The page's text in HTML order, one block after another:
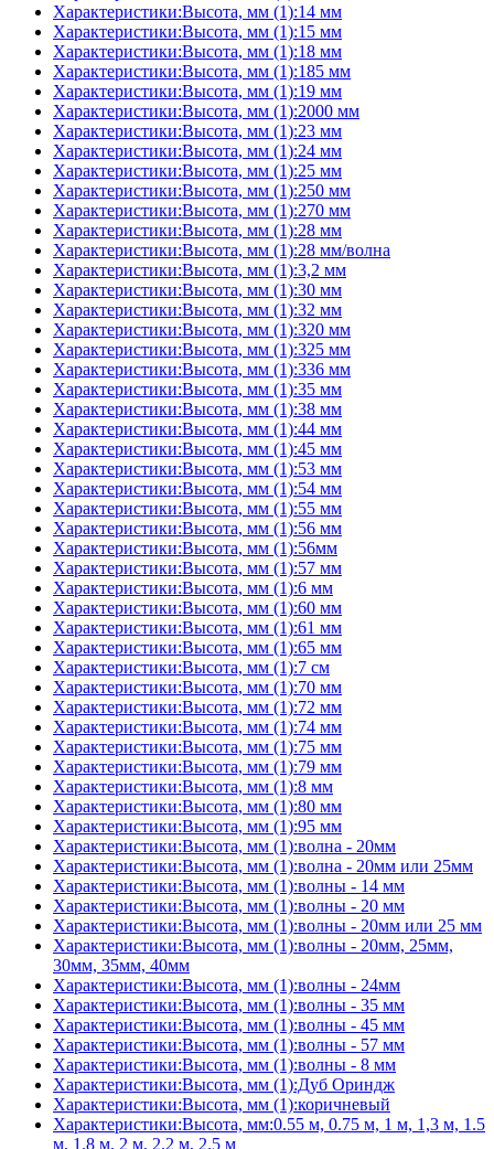
Характеристики:Высота, мм (1):14 мм
Характеристики:Высота, мм (1):15 мм
Характеристики:Высота, мм (1):18 мм
Характеристики:Высота, мм (1):185 мм
Характеристики:Высота, мм (1):19 мм
Характеристики:Высота, мм (1):2000 мм
Характеристики:Высота, мм (1):23 мм
Характеристики:Высота, мм (1):24 мм
Характеристики:Высота, мм (1):25 мм
Характеристики:Высота, мм (1):250 мм
Характеристики:Высота, мм (1):270 мм
Характеристики:Высота, мм (1):28 мм
Характеристики:Высота, мм (1):28 мм/волна
Характеристики:Высота, мм (1):3,2 мм
Характеристики:Высота, мм (1):30 мм
Характеристики:Высота, мм (1):32 мм
Характеристики:Высота, мм (1):320 мм
Характеристики:Высота, мм (1):325 мм
Характеристики:Высота, мм (1):336 мм
Характеристики:Высота, мм (1):35 мм
Характеристики:Высота, мм (1):38 мм
Характеристики:Высота, мм (1):44 мм
Характеристики:Высота, мм (1):45 мм
Характеристики:Высота, мм (1):53 мм
Характеристики:Высота, мм (1):54 мм
Характеристики:Высота, мм (1):55 мм
Характеристики:Высота, мм (1):56 мм
Характеристики:Высота, мм (1):56мм
Характеристики:Высота, мм (1):57 мм
Характеристики:Высота, мм (1):6 мм
Характеристики:Высота, мм (1):60 мм
Характеристики:Высота, мм (1):61 мм
Характеристики:Высота, мм (1):65 мм
Характеристики:Высота, мм (1):7 см
Характеристики:Высота, мм (1):70 мм
Характеристики:Высота, мм (1):72 мм
Характеристики:Высота, мм (1):74 мм
Характеристики:Высота, мм (1):75 мм
Характеристики:Высота, мм (1):79 мм
Характеристики:Высота, мм (1):8 мм
Характеристики:Высота, мм (1):80 мм
Характеристики:Высота, мм (1):95 мм
Характеристики:Высота, мм (1):волна - 20мм
Характеристики:Высота, мм (1):волна - 20мм или 25мм
Характеристики:Высота, мм (1):волны - 14 мм
Характеристики:Высота, мм (1):волны - 20 мм
Характеристики:Высота, мм (1):волны - 20мм или 25 мм
Характеристики:Высота, мм (1):волны - 20мм, 25мм,
30мм, 35мм, 40мм
Характеристики:Высота, мм (1):волны - 24мм
Характеристики:Высота, мм (1):волны - 35 мм
Характеристики:Высота, мм (1):волны - 45 мм
Характеристики:Высота, мм (1):волны - 57 мм
Характеристики:Высота, мм (1):волны - 8 мм
Характеристики:Высота, мм (1):Дуб Ориндж
Характеристики:Высота, мм (1):коричневый
Характеристики:Высота, мм:0.55 м, 0.75 м, 1 м, 1,3 м, 1.5
м, 1.8 м, 2 м, 2.2 м, 2.5 м